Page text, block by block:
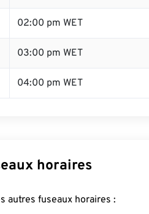
02:00 pm WET
03:00 pm WET
04:00 pm WET
horaires
autres fuseaux horaires :